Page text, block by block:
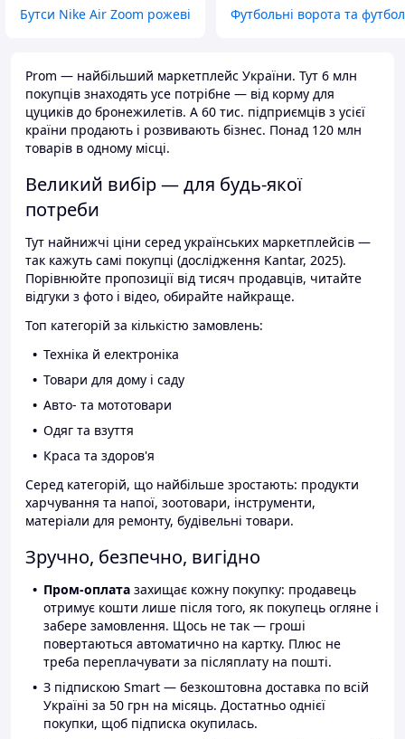
Бутси Nike Air Zoom рожеві Футбольні ворота та
Prom — найбільший маркетплейс України. Тут 6 млн
покупців знаходять усе потрібне — від корму для
цуциків до бронежилетів. А 60 тис. підприємців з усієї
країни продають і розвивають бізнес. Понад 120 млн
товарів в одному місці.
Великий вибір — для будь-якої
потреби
Тут найнижчі ціни серед українських маркетплейсів —
так кажуть самі покупці (дослідження Kantar, 2025).
Порівнюйте пропозиції від тисяч продавців, читайте
відгуки з фото і відео, обирайте найкраще.
Топ категорій за кількістю замовлень:
Техніка й електроніка
Товари для дому і саду
Авто- та мототовари
Одяг та взуття
Краса та здоров'я
Серед категорій, що найбільше зростають: продукти
харчування та напої, зоотовари, інструменти,
матеріали для ремонту, будівельні товари.
Зручно, безпечно, вигідно
Пром-оплата захищає кожну покупку: продавець
отримує кошти лише після того, як покупець огляне і
забере замовлення. Щось не так — гроші
повертаються автоматично на картку. Плюс не
треба переплачувати за післяплату на пошті.
З підпискою Smart — безкоштовна доставка по всій
Україні за 50 грн на місяць. Достатньо однієї
покупки, щоб підписка окупилась.